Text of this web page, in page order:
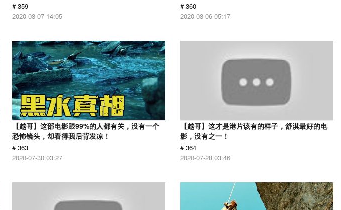
# 359
2020-08-07 14:05
# 360
2020-08-06 05:17
【越哥】这部电影跟99%的人都有关，没有一个
恐怖镜头，却看得我后背发凉！
# 363
2020-07-30 03:27
【越哥】这才是港片该有的样子，舒淇最好的电
影，没有之一！
# 364
2020-07-28 03:46